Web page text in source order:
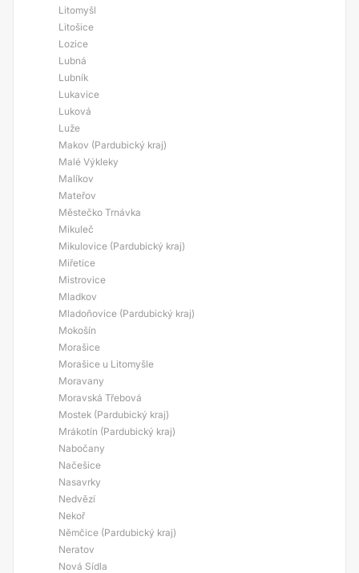
Litomyšl
Litošice
Lozice
Lubná
Lubník
Lukavice
Luková
Luže
Makov (Pardubický kraj)
Malé Výkleky
Malíkov
Mateřov
Městečko Trnávka
Mikuleč
Mikulovice (Pardubický kraj)
Miřetice
Mistrovice
Mladkov
Mladoňovice (Pardubický kraj)
Mokošín
Morašice
Morašice u Litomyšle
Moravany
Moravská Třebová
Mostek (Pardubický kraj)
Mrákotín (Pardubický kraj)
Nabočany
Načešice
Nasavrky
Nedvězí
Nekoř
Němčice (Pardubický kraj)
Neratov
Nová Sídla